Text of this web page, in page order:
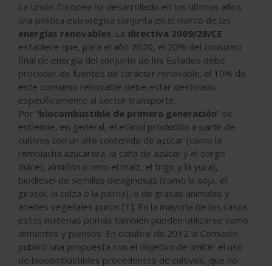
La Unión Europea ha desarrollado en los últimos años
una política estratégica conjunta en el marco de las
energías renovables. La directiva 2009/28/CE
establece que, para el año 2020, el 20% del consumo
final de energía del conjunto de los Estados debe
proceder de fuentes de carácter renovable; el 10% de
este consumo renovable debe estar destinado
específicamente al sector transporte.
Por “biocombustible de primera generación” se
entiende, en general, el etanol producido a partir de
cultivos con un alto contenido de azúcar (como la
remolacha azucarera, la caña de azúcar y el sorgo
dulce), almidón (como el maíz, el trigo y la yuca),
biodiesel de semillas oleaginosas (como la soja, el
girasol, la colza o la palma), o de grasas animales y
aceites vegetales puros [1]. En la mayoría de los casos
estas materias primas también pueden utilizarse como
alimentos y piensos. En octubre de 2012 la Comisión
publicó una propuesta con el objetivo de limitar el uso
de biocombustibles procedentes de cultivos, que no